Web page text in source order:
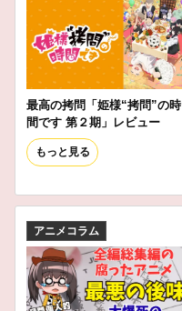
最高の拷問「姫様“拷問”の時
間です 第２期」レビュー
もっと見る
アニメコラム